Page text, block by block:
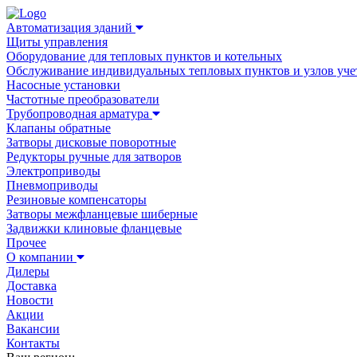
Автоматизация зданий
Щиты управления
Оборудование для тепловых пунктов и котельных
Обслуживание индивидуальных тепловых пунктов и узлов
Насосные установки
Частотные преобразователи
Трубопроводная арматура
Клапаны обратные
Затворы дисковые поворотные
Редукторы ручные для затворов
Электроприводы
Пневмоприводы
Резиновые компенсаторы
Затворы межфланцевые шиберные
Задвижки клиновые фланцевые
Прочее
О компании
Дилеры
Доставка
Новости
Акции
Вакансии
Контакты